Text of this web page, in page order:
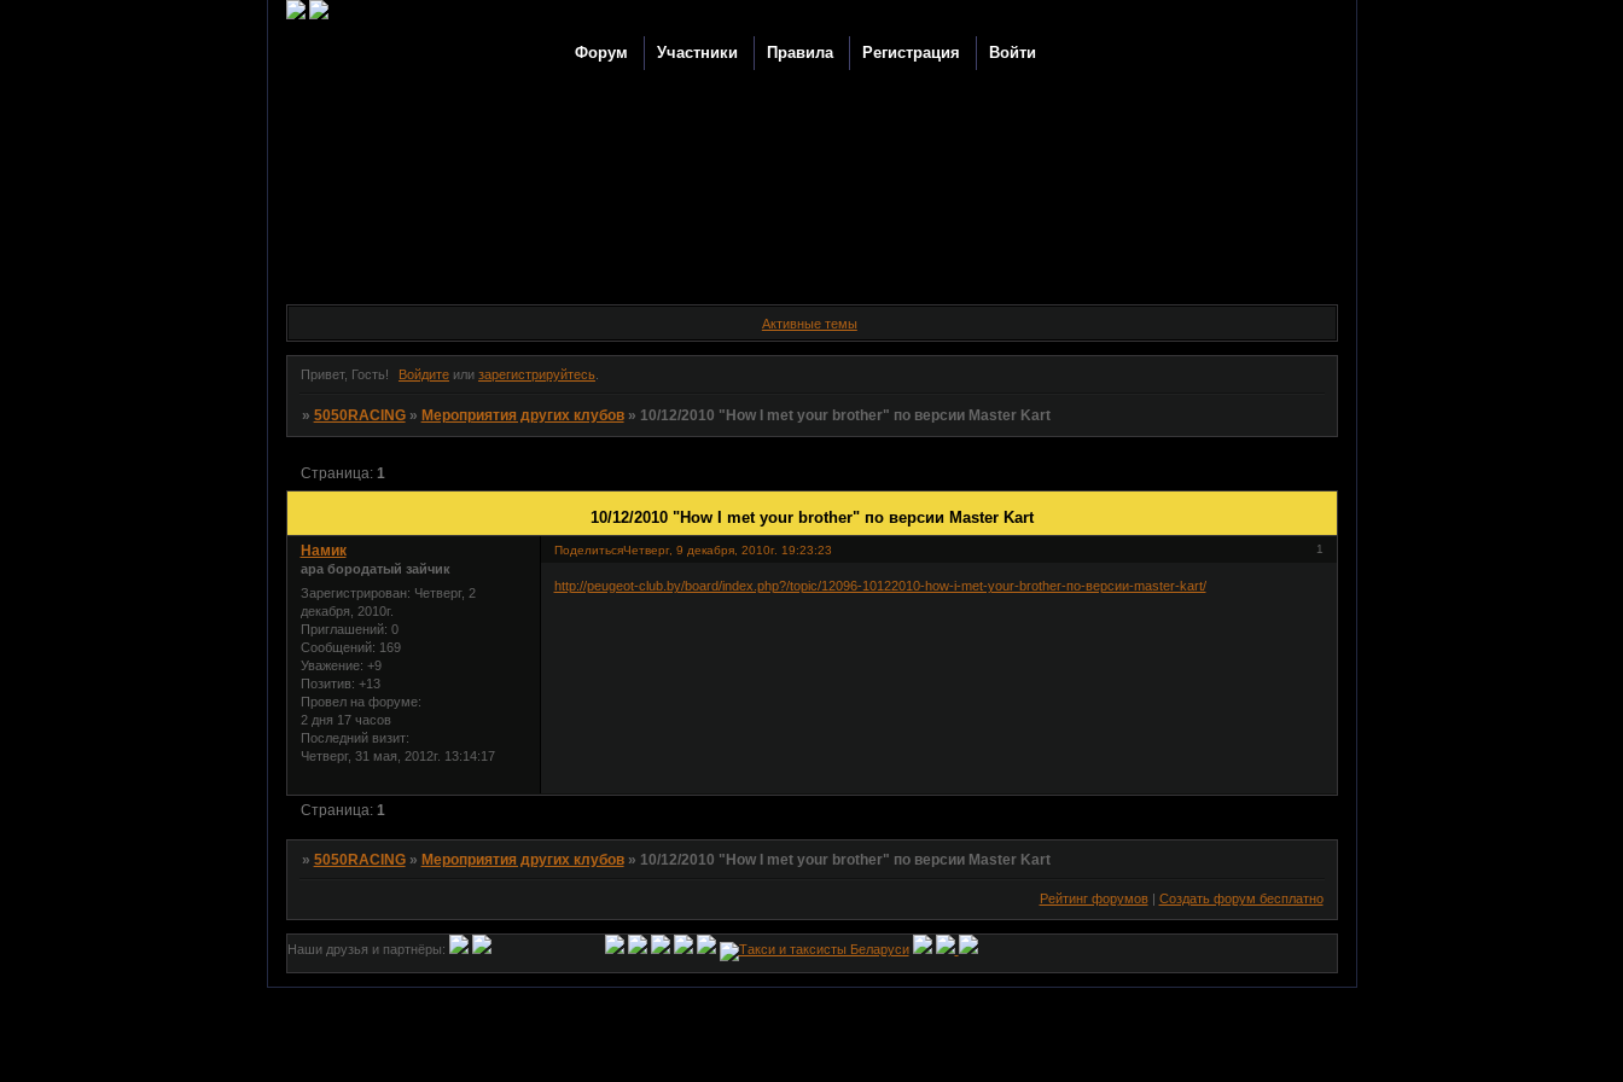
Форум Участники Правила Регистрация Войти
Активные темы
Привет, Гость! Войдите или зарегистрируйтесь
» 5050RACING » Мероприятия других клубов » 10/12/2010 "How I met your brother" по версии Master Kart
10/12/2010 "How I met your brother" по версии Master Kart
Страница: 1
Поделиться 1
Четверг, 9 декабря, 2010г. 19:23:23
Намик
ара бородатый зайчик
Зарегистрирован: Четверг, 2
декабря, 2010г.
Приглашений: 0
Сообщений: 169
Уважение: +9
Позитив: +13
Провел на форуме:
2 дня 17 часов
Последний визит:
Четверг, 31 мая, 2012г. 13:14:17
http://peugeot-club.by/board/index.php?/topic/12096-10122010-how-i-met-your-brother-по-версии-master-kart/
Страница: 1
» 5050RACING » Мероприятия других клубов » 10/12/2010 "How I met your brother" по версии Master Kart
Рейтинг форумов| Создать форум бесплатно
Наши друзья и партнёры: